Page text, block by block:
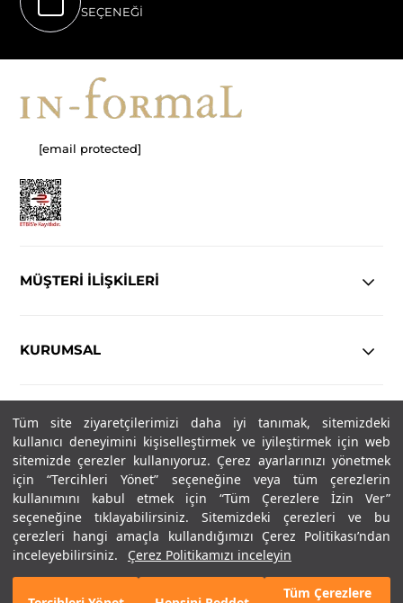
Tüm site ziyaretçilerimizi daha iyi tanımak, sitemizdeki
kullanıcı deneyimini kişiselleştirmek ve iyileştirmek için web
sitemizde çerezler kullanıyoruz. Çerez ayarlarınızı yönetmek
için “Tercihleri Yönet” seçeneğine veya tüm çerezlerin
kullanımını kabul etmek için “Tüm Çerezlere İzin Ver”
seçeneğine tıklayabilirsiniz. Sitemizdeki çerezleri ve bu
çerezleri hangi amaçla kullandığımızı Çerez Politikası’ndan
inceleyebilirsiniz.
Çerez Politikamızı inceleyin
Tüm Çerezlere
SEÇENEĞİ
[email protected]
MÜŞTERİ İLİŞKİLERİ
KURUMSAL
YASAL
Copyright© 2025 IN-FORMAL Tüm hakları saklıdır.
SOSYAL MEDYA